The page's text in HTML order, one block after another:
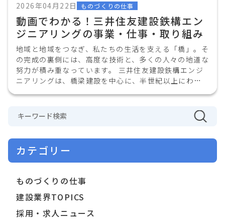
2026年04月22日 ものづくりの仕事
動画でわかる！三井住友建設鉄構エン
ジニアリングの事業・仕事・取り組み
地域と地域をつなぎ、私たちの生活を支える「橋」。そ
の完成の裏側には、高度な技術と、多くの人々の地道な
努力が積み重なっています。 三井住友建設鉄構エンジ
ニアリングは、橋梁建設を中心に、半世紀以上にわた
カテゴリー
ものづくりの仕事
建設業界TOPICS
採用・求人ニュース